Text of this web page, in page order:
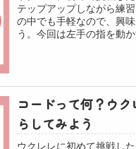
テップアップしながら練
の中でも手軽なので、興
う。今回は左手の指を動
コードって何？ウ
らしてみよう
ウクレレに初めて挑戦し